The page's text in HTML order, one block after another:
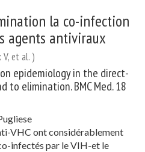
la co-infection
agents antiviraux
V, et al. )
epidemiology in the direct-
to elimination. BMC Med. 18
VHC ont considérablement
infectés par le VIH-et le